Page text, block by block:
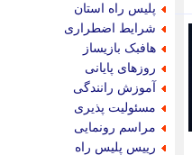
پلیس راه استان
شرایط اضطراری
هافبک بازیساز
روزهای پایانی
آموزش رانندگی
مسئولیت پذیری
مراسم رونمایی
رییس پلیس راه